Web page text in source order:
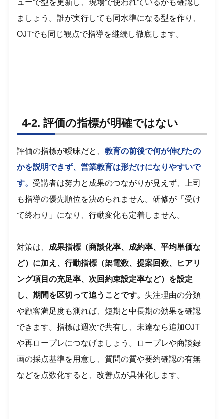
ューで型を更新し、現場で使われているかも確認し
ましょう。誰が実行しても同水準になる型を作り、
OJTでも同じ観点で指導を継続し徹底します。
4-2. 評価の指標が明確ではない
評価の指標が曖昧だと、教育の前後で何が伸びたの
かを説明できず、営業教育は形だけになりやすいで
す。 受講者は努力と成果のつながりが見えず、上司
も指導の優先順位を決められません。研修が「受け
て終わり」になり、行動変化も定着しません。
対策は、 成果指標（商談化率、成約率、平均単価な
ど）に加え、行動指標（架電数、提案回数、ヒアリ
ング項目の充足率、次回約束設定率など）を設定
し、期間を区切って追うことです。 失注理由の分類
や顧客満足度も測れば、短期と中長期の効果を確認
できます。指標は週次で共有し、未達なら追加OJT
や再ロープレにつなげましょう。ロープレや商談録
画の採点基準を用意し、質問の質や要約確認の有無
などを点数化すると、改善点が具体化します。